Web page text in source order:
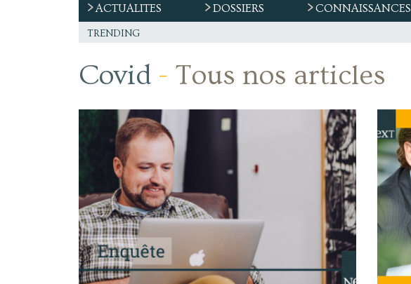
ACTUALITES DOSSIERS CONNAISSANCES
trending
Covid - Tous nos articles